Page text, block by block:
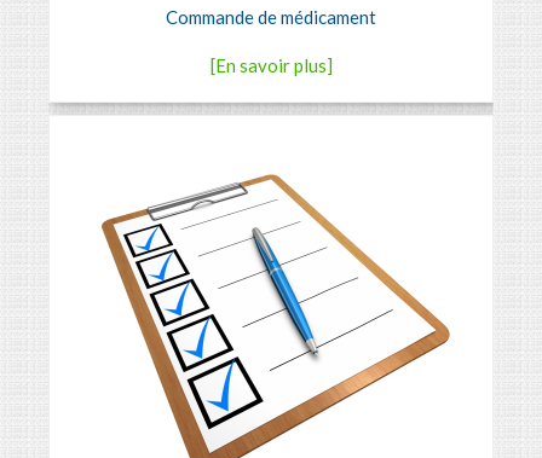
Commande de médicament
[En savoir plus]